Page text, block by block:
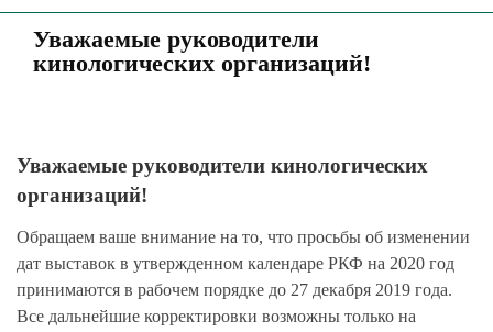
Уважаемые руководители
кинологических организаций!
Уважаемые руководители кинологических
организаций!
Обращаем ваше внимание на то, что просьбы об изменении
дат выставок в утвержденном календаре РКФ на 2020 год
принимаются в рабочем порядке до 27 декабря 2019 года.
Все дальнейшие корректировки возможны только на